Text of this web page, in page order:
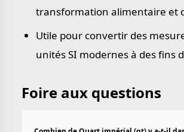
transformation alimentaire et
Utile pour convertir des
unités SI modernes à des fins
Foire aux questions